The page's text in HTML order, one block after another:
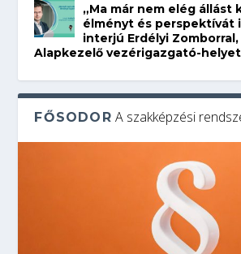
„Ma már nem elég állást
élményt és perspektívát
interjú Erdélyi Zomborral,
Alapkezelő vezérigazgató-
FŐSODOR A szakképzési